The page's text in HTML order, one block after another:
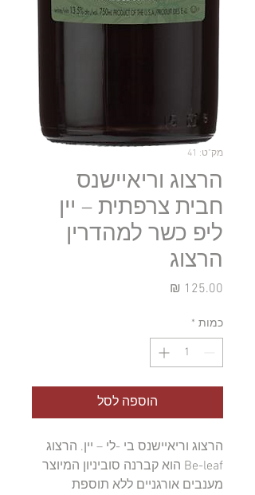
מק"ט: 41
הרצוג וריאיישנס
חבית צרפתית – יין
ליפ כשר למהדרין
הרצוג
כמות *
הוספה לסל
הרצוג וריאיישנס בי -לי – יין. הרצוג
Be-leaf הוא קברנה סוביניון המיוצר
מענבים אורגניים ללא תוספת